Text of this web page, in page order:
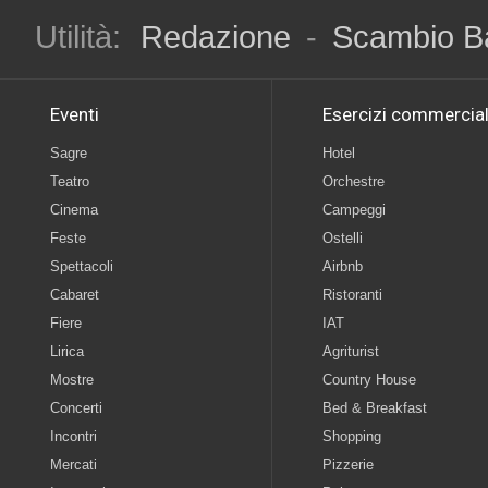
Utilità: Redazione - Scambio
Eventi
Sagre
Teatro
Cinema
Feste
Spettacoli
Cabaret
Fiere
Lirica
Mostre
Concerti
Incontri
Mercati
Esercizi
Hotel
Orchestre
Campeggi
Ostelli
Airbnb
Ristoranti
IAT
Agriturist
Country House
Bed & Breakfast
Shopping
Pizzerie